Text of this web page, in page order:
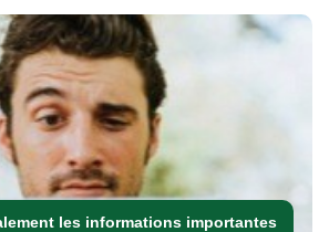
les informations importantes